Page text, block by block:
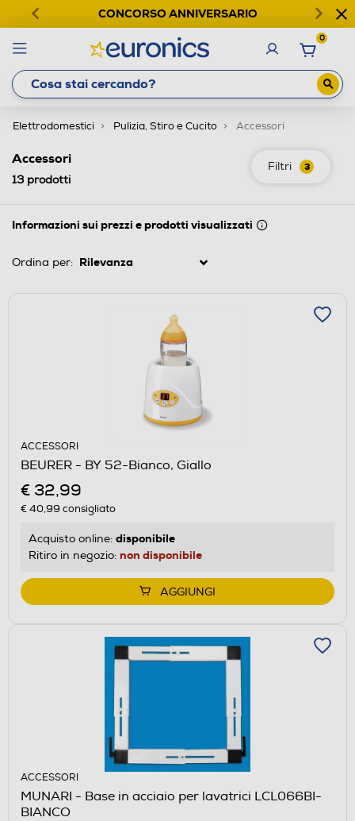
CONCORSO ANNIVERSARIO
0
Elettrodomestici Pulizia, Stiro e Cucito Accessori
Filtri 3
Accessori
13prodotti
Informazioni sui prezzi e prodotti visualizzati
Ordina per:
ACCESSORI
BEURER - BY 52-Bianco, Giallo
€ 32,99
€ 40,99 consigliato
Acquisto online: disponibile
Ritiro in negozio: non disponibile
AGGIUNGI
ACCESSORI
MUNARI - Base in acciaio per lavatrici LCL066BI-
BIANCO